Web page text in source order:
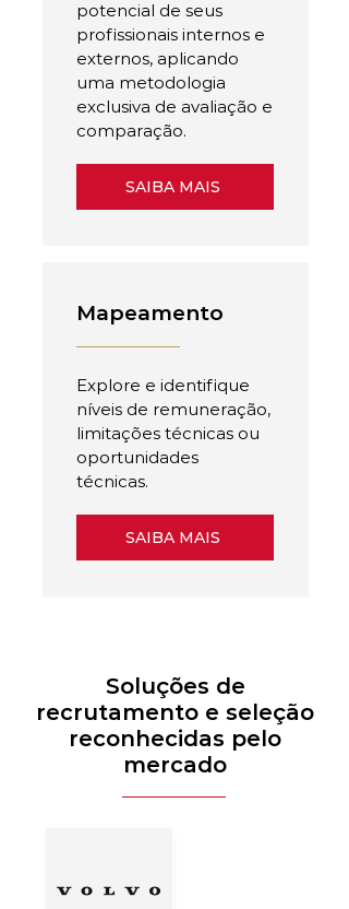
potencial de seus
profissionais internos e
externos, aplicando
uma metodologia
exclusiva de avaliação e
comparação.
SAIBA MAIS
Mapeamento
Explore e identifique
níveis de remuneração,
limitações técnicas ou
oportunidades
técnicas.
SAIBA MAIS
Soluções de
recrutamento e seleção
reconhecidas pelo
mercado